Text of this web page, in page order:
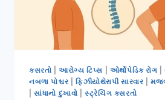
કસરતો |આરોગ્ય ટિપ્સ ઓર્થોપેડિક રોગ |
નબળા પોશ્ચર
ફિઝીયોથેરાપી સારવાર |
|સાંધાનો દુખાવો |સ્ટ્રેચિંગ કસરતો